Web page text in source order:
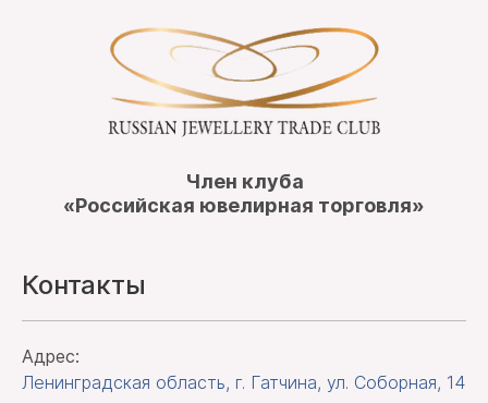
Член клуба
«Российская ювелирная торговля»
Контакты
Адрес:
Ленинградская область, г. Гатчина, ул. Соборная, 14